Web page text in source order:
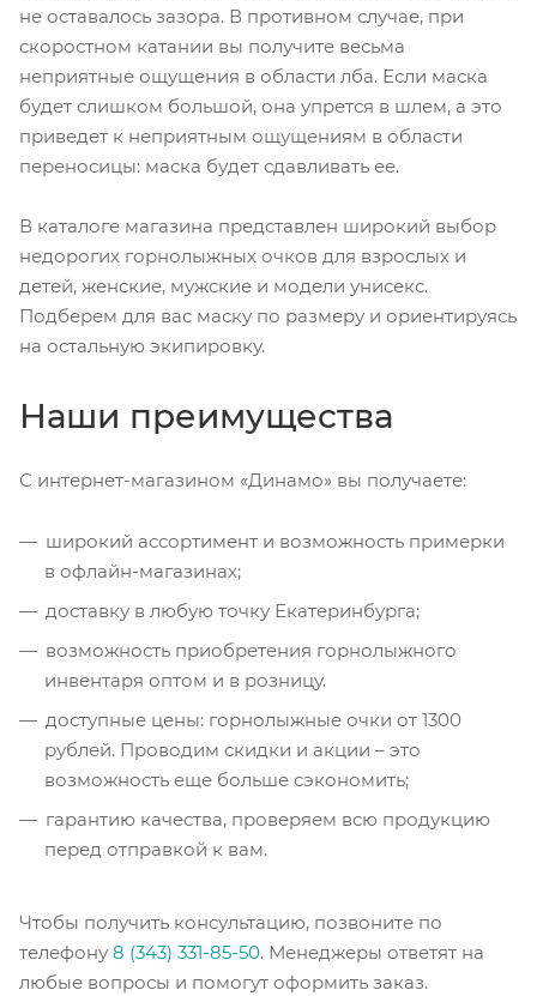
не оставалось зазора. В противном случае, при
скоростном катании вы получите весьма
неприятные ощущения в области лба. Если маска
будет слишком большой, она упрется в шлем, а это
приведет к неприятным ощущениям в области
переносицы: маска будет сдавливать ее.
В каталоге магазина представлен широкий выбор
недорогих горнолыжных очков для взрослых и
детей, женские, мужские и модели унисекс.
Подберем для вас маску по размеру и ориентируясь
на остальную экипировку.
Наши преимущества
С интернет-магазином «Динамо» вы получаете:
широкий ассортимент и возможность примерки
в офлайн-магазинах;
доставку в любую точку Екатеринбурга;
возможность приобретения горнолыжного
инвентаря оптом и в розницу.
доступные цены: горнолыжные очки от 1300
рублей. Проводим скидки и акции – это
возможность еще больше сэкономить;
гарантию качества, проверяем всю продукцию
перед отправкой к вам.
Чтобы получить консультацию, позвоните по
телефону 8 (343) 331-85-50. Менеджеры ответят на
любые вопросы и помогут оформить заказ.